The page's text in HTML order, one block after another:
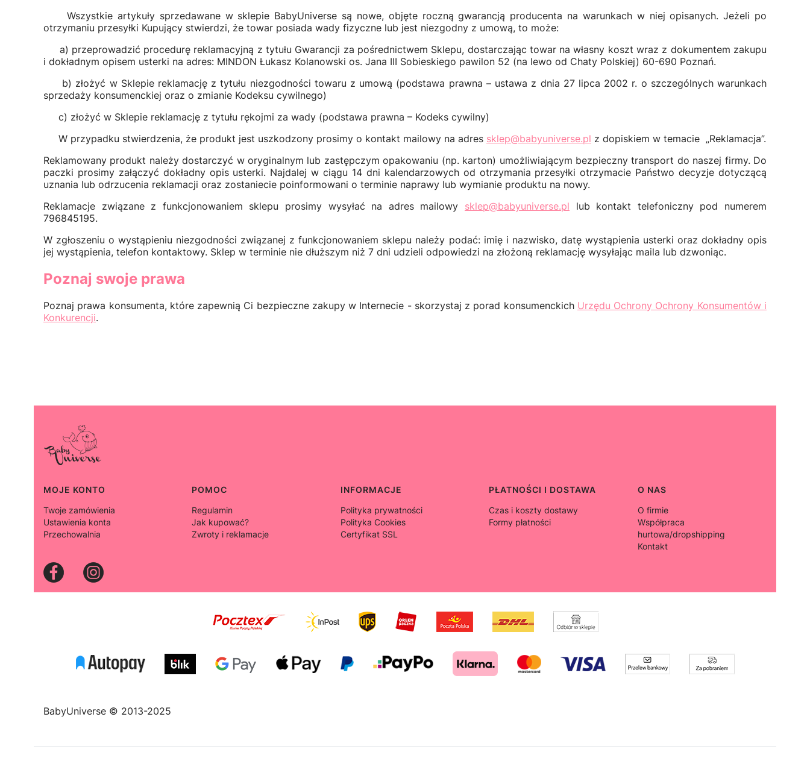
Wszystkie artykuły sprzedawane w sklepie BabyUniverse są nowe, objęte roczną gwarancją producenta na warunkach w niej opisanych. Jeżeli po
otrzymaniu przesyłki Kupujący stwierdzi, że towar posiada wady fizyczne lub jest niezgodny z umową, to może:
a) przeprowadzić procedurę reklamacyjną z tytułu Gwarancji za pośrednictwem Sklepu, dostarczając towar na własny koszt wraz z dokumentem zakupu
i dokładnym opisem usterki na adres: MINDON Łukasz Kolanowski os. Jana III Sobieskiego pawilon 52 (na lewo od Chaty Polskiej) 60-690 Poznań.
b) złożyć w Sklepie reklamację z tytułu niezgodności towaru z umową (podstawa prawna – ustawa z dnia 27 lipca 2002 r. o szczególnych warunkach
sprzedaży konsumenckiej oraz o zmianie Kodeksu cywilnego)
c) złożyć w Sklepie reklamację z tytułu rękojmi za wady (podstawa prawna – Kodeks cywilny)
W przypadku stwierdzenia, że produkt jest uszkodzony prosimy o kontakt mailowy na adres sklep@babyuniverse.pl z dopiskiem w temacie „Reklamacja”.
Reklamowany produkt należy dostarczyć w oryginalnym lub zastępczym opakowaniu (np. karton) umożliwiającym bezpieczny transport do naszej firmy. Do
paczki prosimy załączyć dokładny opis usterki. Najdalej w ciągu 14 dni kalendarzowych od otrzymania przesyłki otrzymacie Państwo decyzje dotyczącą
uznania lub odrzucenia reklamacji oraz zostaniecie poinformowani o terminie naprawy lub wymianie produktu na nowy.
Reklamacje związane z funkcjonowaniem sklepu prosimy wysyłać na adres mailowy sklep@babyuniverse.pl lub kontakt telefoniczny pod numerem
796845195.
W zgłoszeniu o wystąpieniu niezgodności związanej z funkcjonowaniem sklepu należy podać: imię i nazwisko, datę wystąpienia usterki oraz dokładny opis
jej wystąpienia, telefon kontaktowy. Sklep w terminie nie dłuższym niż 7 dni udzieli odpowiedzi na złożoną reklamację wysyłając maila lub dzwoniąc.
Poznaj swoje prawa
Poznaj prawa konsumenta, które zapewnią Ci bezpieczne zakupy w Internecie - skorzystaj z porad konsumenckich Urzędu Ochrony Ochrony Konsumentów i
Konkurencji.
Linki w stopce
MOJE KONTO
Twoje zamówienia
Ustawienia konta
Przechowalnia
POMOC
Regulamin
Jak kupować?
Zwroty i reklamacje
INFORMACJE
Polityka prywatności
Polityka Cookies
Certyfikat SSL
PŁATNOŚCI I DOSTAWA
Czas i koszty dostawy
Formy płatności
O NAS
O firmie
Współpraca
hurtowa/dropshipping
Kontakt
BabyUniverse © 2013-2025